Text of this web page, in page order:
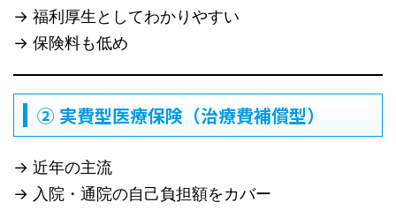
→ 福利厚生としてわかりやすい
→ 保険料も低め
② 実費型医療保険（治療費補償型）
→ 近年の主流
→ 入院・通院の自己負担額をカバー